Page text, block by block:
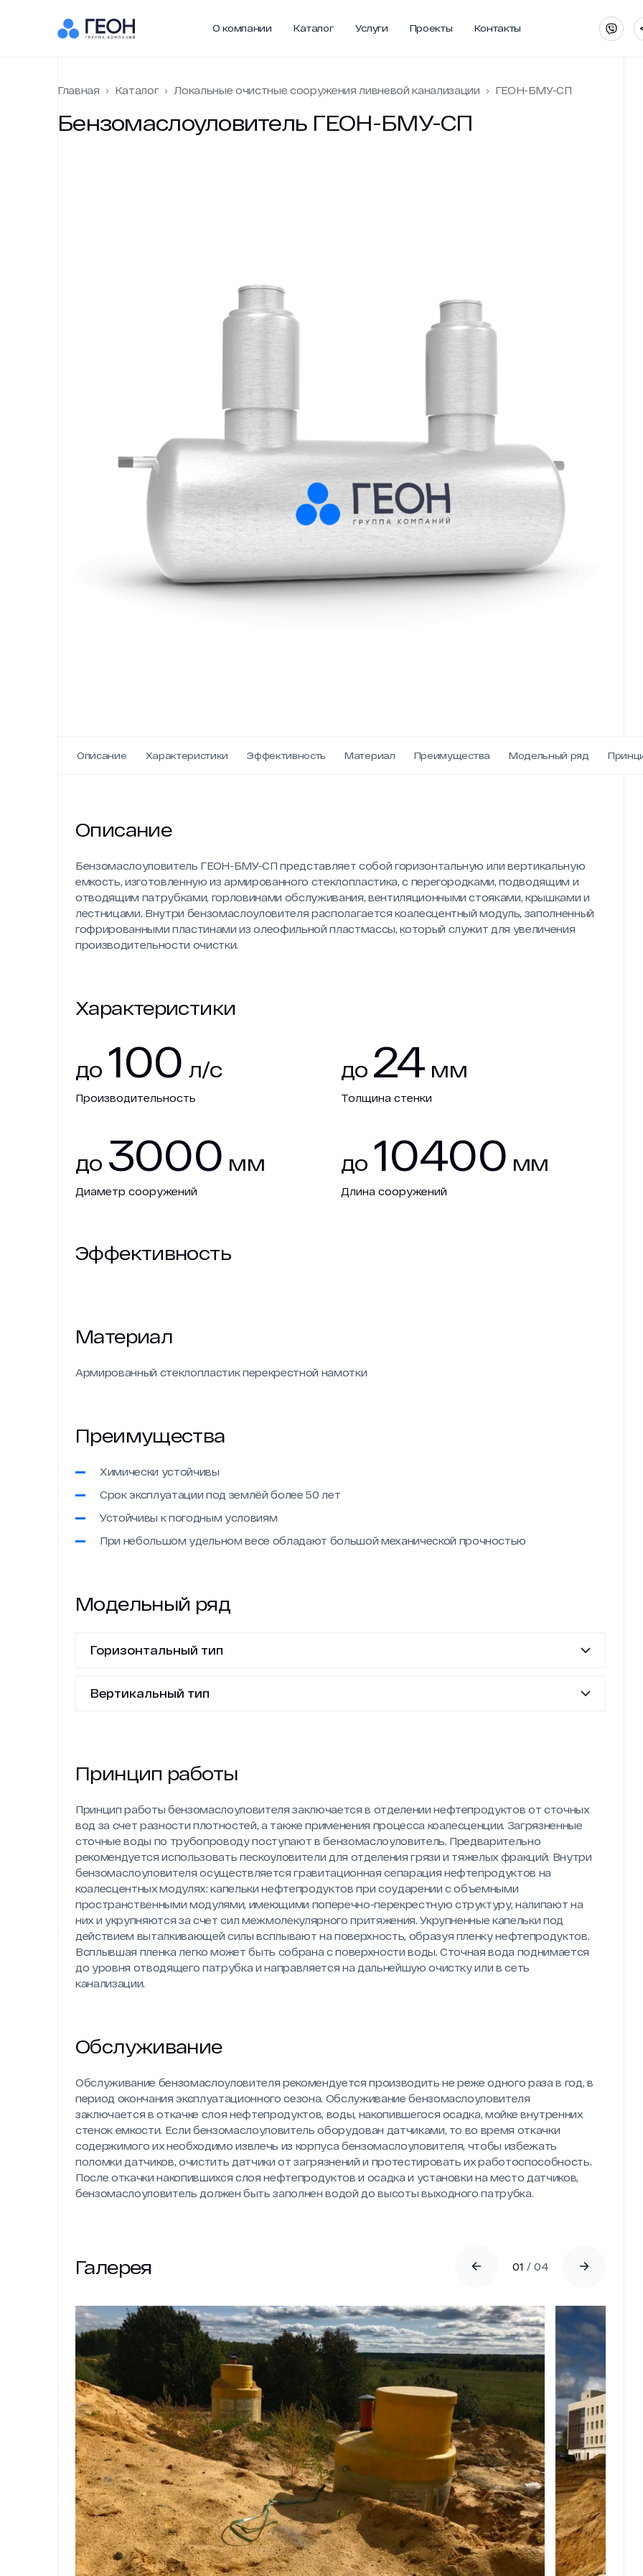
О компании
Каталог
Услуги
Проекты
Контакты
Главная
Услуги
Проекты
Контакты
Главная Каталог Локальные очистные сооружения ливневой канализации ГЕОН-БМУ-СП
Бензомаслоуловитель ГЕОН-БМУ-СП
Описание Характеристики Эффективность Материал Преимущества Модельный ряд
Описание
Бензомаслоуловитель ГЕОН-БМУ-СП представляет собой горизонтальную или вертикальную
емкость, изготовленную из армированного стеклопластика, с перегородками, подводящим и
отводящим патрубками, горловинами обслуживания, вентиляционными стояками, крышками и
лестницами. Внутри бензомаслоуловителя располагается коалесцентный модуль, заполненный
гофрированными пластинами из олеофильной пластмассы, который служит для увеличения
производительности очистки.
Характеристики
до 100 л/с
Производительность
до 24 мм
Толщина стенки
до 3000 мм
Диаметр сооружений
до 10400 мм
Длина сооружений
Эффективность
Материал
Армированный стеклопластик перекрестной намотки
Преимущества
Химически устойчивы
Срок эксплуатации под землёй более 50 лет
Устойчивы к погодным условиям
При небольшом удельном весе обладают большой механической прочностью
Модельный ряд
Горизонтальный тип
Вертикальный тип
Принцип работы
Принцип работы бензомаслоуловителя заключается в отделении нефтепродуктов от сточных
вод за счет разности плотностей, а также применения процесса коалесценции. Загрязненные
сточные воды по трубопроводу поступают в бензомаслоуловитель. Предварительно
рекомендуется использовать пескоуловители для отделения грязи и тяжелых фракций. Внутри
бензомаслоуловителя осуществляется гравитационная сепарация нефтепродуктов на
коалесцентных модулях: капельки нефтепродуктов при соударении с объемными
пространственными модулями, имеющими поперечно-перекрестную структуру, налипают на
них и укрупняются за счет сил межмолекулярного притяжения. Укрупненные капельки под
действием выталкивающей силы всплывают на поверхность, образуя пленку нефтепродуктов.
Всплывшая пленка легко может быть собрана с поверхности воды. Сточная вода поднимается
до уровня отводящего патрубка и направляется на дальнейшую очистку или в сеть
канализации.
Обслуживание
Обслуживание бензомаслоуловителя рекомендуется производить не реже одного раза в год, в
период окончания эксплуатационного сезона. Обслуживание бензомаслоуловителя
заключается в откачке слоя нефтепродуктов, воды, накопившегося осадка, мойке внутренних
стенок емкости. Если бензомаслоуловитель оборудован датчиками, то во время откачки
содержимого их необходимо извлечь из корпуса бензомаслоуловителя, чтобы избежать
поломки датчиков, очистить датчики от загрязнений и протестировать их работоспособность.
После откачки накопившихся слоя нефтепродуктов и осадка и установки на место датчиков,
бензомаслоуловитель должен быть заполнен водой до высоты выходного патрубка.
Галерея 01 / 04